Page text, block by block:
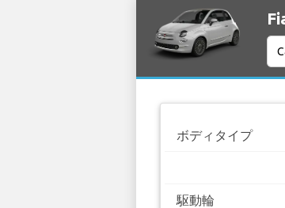
ボディタイプ
駆動輪